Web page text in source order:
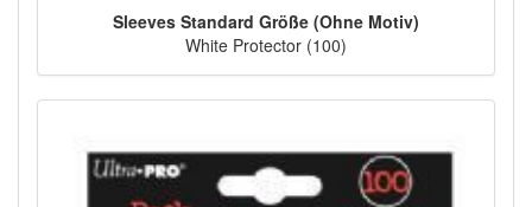
Sleeves Standard Größe (Ohne Motiv)
White Protector (100)